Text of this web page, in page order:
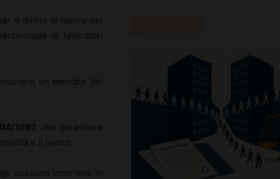
il diritto al lavoro dei
di lavoratori
un mercato del
1992 , che garantisce
e il lavoro.
possono incorrere in